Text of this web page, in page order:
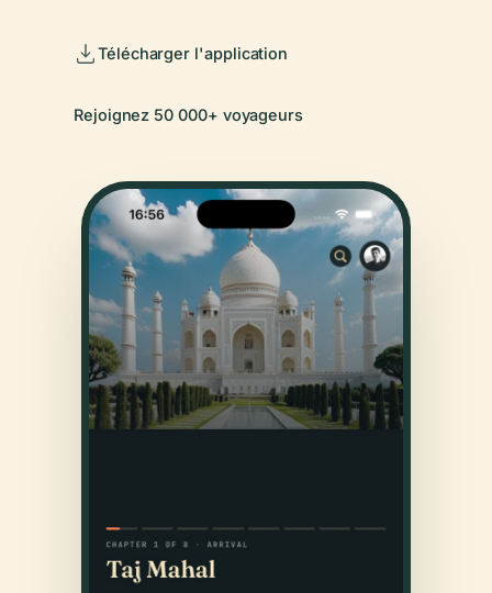
Télécharger l'application
Rejoignez 50 000+ voyageurs